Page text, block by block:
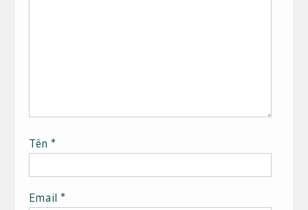
Tên *
Email *